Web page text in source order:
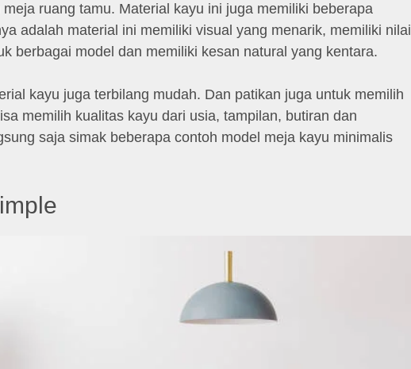
ruang tamu. Material kayu ini juga memiliki beberapa
adalah material ini memiliki visual yang menarik, memiliki nilai
berbagai model dan memiliki kesan natural yang kentara.
kayu juga terbilang mudah. Dan patikan juga untuk memilih
memilih kualitas kayu dari usia, tampilan, butiran dan
saja simak beberapa contoh model meja kayu minimalis